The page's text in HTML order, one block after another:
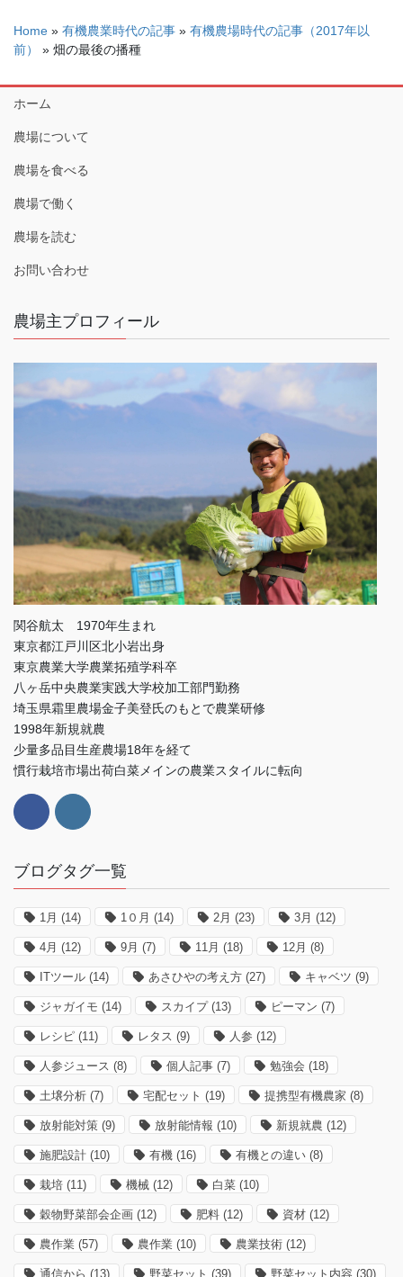
Home » 有機農業時代の記事 » 有機農場時代の記事（2017年以
前）
» 畑の最後の播種
ホーム
農場について
農場を食べる
農場で働く
農場を読む
お問い合わせ
農場主プロフィール
関谷航太 1970年生まれ
東京都江戸川区北小岩出身
東京農業大学農業拓殖学科卒
八ヶ岳中央農業実践大学校加工部門勤務
埼玉県霜里農場金子美登氏のもとで農業研修
1998年新規就農
少量多品目生産農場18年を経て
慣行栽培市場出荷白菜メインの農業スタイルに転向
ブログタグ一覧
1月 (14) 1０月 (14) 2月 (23) 3月 (12)
4月 (12) 9月 (7) 11月 (18) 12月 (8)
ITツール (14) あさひやの考え方 (27) キャベツ (9)
ジャガイモ (14) スカイプ(13) ピーマン (7)
レシピ (11) レタス (9) 人参 (12)
人参ジュース (8) 個人記事 (7) 勉強会 (18)
土壌分析 (7) 宅配セット (19) 提携型有機農家 (8)
放射能対策 (9) 放射能情報 (10) 新規就農 (12)
施肥設計 (10) 有機 (16) 有機との違い (8)
栽培 (11) 機械 (12) 白菜 (10)
穀物野菜部会企画 (12) 肥料 (12) 資材 (12)
農作業 (57) 農作業 (10) 農業技術 (12)
通信から (13) 野菜セット (39) 野菜セット内容 (30)